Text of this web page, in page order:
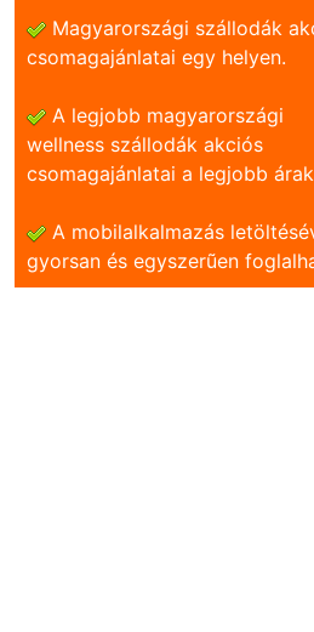
Magyarországi szállodák
csomagajánlatai egy helyen.
A legjobb magyarországi
wellness szállodák akciós
csomagajánlatai a legjobb
A mobilalkalmazás
gyorsan és egyszerũen